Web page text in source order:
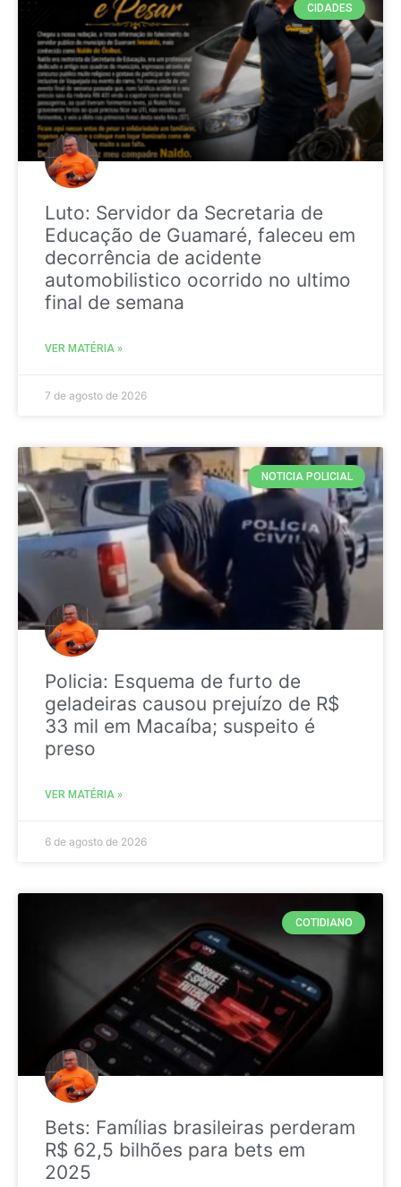
CIDADES
Luto: Servidor da Secretaria de
Educação de Guamaré, faleceu em
decorrência de acidente
automobilistico ocorrido no ultimo
final de semana
VER MATÉRIA »
7 de agosto de 2026
NOTICIA POLICIAL
Policia: Esquema de furto de
geladeiras causou prejuízo de R$
33 mil em Macaíba; suspeito é
preso
VER MATÉRIA »
6 de agosto de 2026
COTIDIANO
Bets: Famílias brasileiras perderam
R$ 62,5 bilhões para bets em
2025